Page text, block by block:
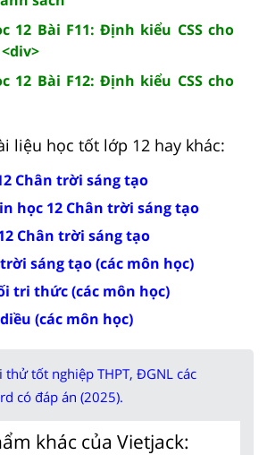
12 Bài F11: Định kiểu CSS cho
12 Bài F12: Định kiểu CSS cho
liệu học tốt lớp 12 hay khác:
Chân trời sáng tạo
học 12 Chân trời sáng tạo
Chân trời sáng tạo
sáng tạo (các môn học)
tri thức (các môn học)
(các môn học)
tốt nghiệp THPT, ĐGNL các
có đáp án (2025).
khác của Vietjack: